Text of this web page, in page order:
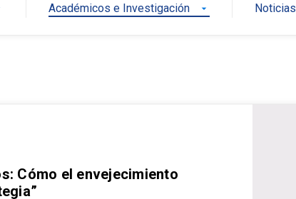
Académicos e Investigación arrow_drop_down Noticias
Cómo el envejecimiento